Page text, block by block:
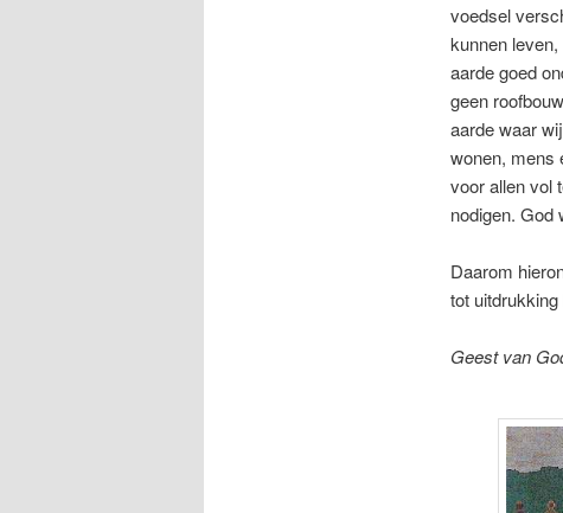
voedsel
kunnen
aarde goed
geen
aarde waar
wonen, mens
voor allen vol
nodigen. God
Daarom
tot uitdrukking
Geest van